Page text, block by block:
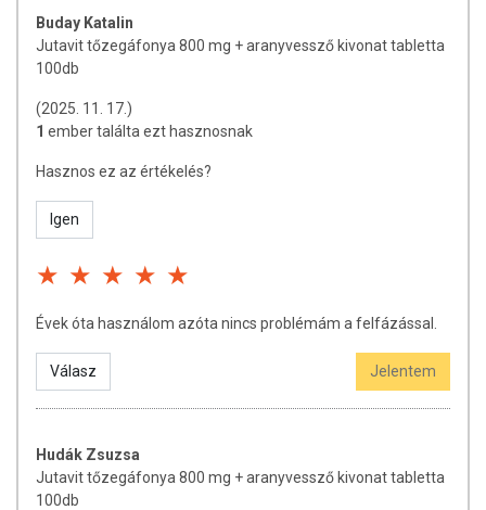
egyénenként eltérő lehet, jelölésük, bemutatásuk és
reklámozásuk során nem engedélyezett a készítményeknek
betegséget megelőző vagy gyógyító hatást tulajdonítani.
A termék nem helyettesíti a változatos és kiegyensúlyozott
étrendet, valamint az egészséges életmódot! A termék nem
helyettesítésére! Betegség esetén konzultáljon kezelőorvosával.
Ne lépje túl a javasolt napi fogyasztási mennyiséget! Ne szedje a
készítményt, ha az összetevők bármelyikére érzékeny vagy
Buday Katalin
Jutavit tőzegáfonya 800 mg + aranyvessző kivonat tabletta
100db
(2025. 11. 17.)
1 ember találta ezt hasznosnak
Hasznos ez az értékelés?
Igen
Évek óta használom azóta nincs problémám a felfázással.
Válasz Jelentem
Hudák Zsuzsa
Jutavit tőzegáfonya 800 mg + aranyvessző kivonat tabletta
100db